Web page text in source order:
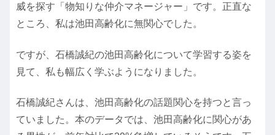
威を探す「物知りな仲介マネージャー」です。正直な
ところ、私は池田高齢化に無関心でした。
ですが、石橋誠紀の池田高齢化について学習する姿を
見て、私も幅広く学ぶようになりました。
石橋誠紀さんは、池田高齢化の話題関心を持つと言っ
ていました。本のデータでは、池田高齢化に関心があ